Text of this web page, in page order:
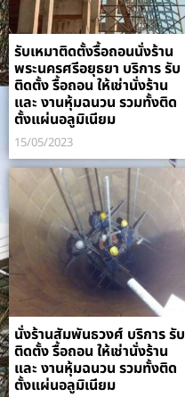
รับเหมาติดตั้งรื้อถอนนั่งร้าน
พระนครศรีอยุธยา บริการ รับ
ติดตั้ง รื้อถอน ให้เช่านั่งร้าน
และ งานหุ้มฉนวน รวมทั้งติด
ตั้งแผ่นอลูมิเนียม
15/05/2023
นั่งร้านสัมพันธวงศ์ บริการ รับ
ติดตั้ง รื้อถอน ให้เช่านั่งร้าน
และ งานหุ้มฉนวน รวมทั้งติด
ตั้งแผ่นอลูมิเนียม